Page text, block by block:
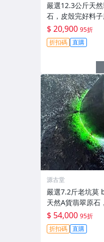
嚴選12.3公斤天
石，皮殼完好料子
適合打造手鏈原料
原始美態等您開發
貨翡翠原石，盡顯
$ 20,900 95折
折扣碼 直購
源古堂
嚴選7.2斤老坑莫
天然A貨翡翠原石
整色辣陽起熒光，
鐲與雕刻。正規檢
收藏級料子。 莫
$ 54,000 95折
折扣碼 直購